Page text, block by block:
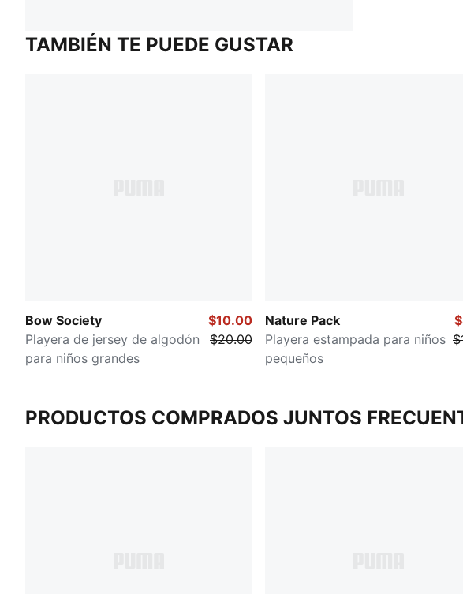
TAMBIÉN TE PUEDE GUSTAR
Bow Society
Playera de jersey de algodón
para niños grandes
$10.00
$20.00
Nature Pack
Playera estampada para niños
pequeños
PRODUCTOS COMPRADOS JUNTOS